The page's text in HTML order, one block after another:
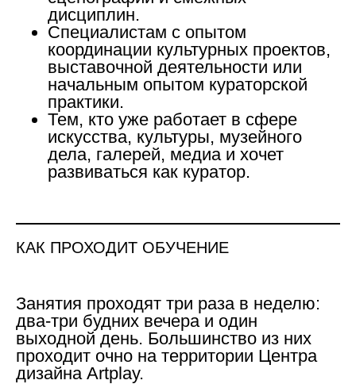
дисциплин.
Специалистам с опытом
координации культурных проектов,
выставочной деятельности или
начальным опытом кураторской
практики.
Тем, кто уже работает в сфере
искусства, культуры, музейного
дела, галерей, медиа и хочет
развиваться как куратор.
КАК ПРОХОДИТ ОБУЧЕНИЕ
Занятия проходят три раза в неделю:
два-три будних вечера и один
выходной день. Большинство из них
проходит очно на территории Центра
дизайна Artplay.